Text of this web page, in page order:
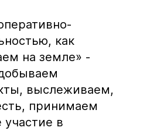
как
на земле» -
выслеживаем,
принимаем
участие в